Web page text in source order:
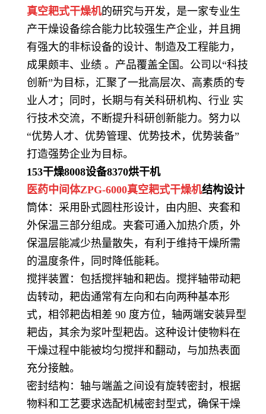
真空耙式干燥机的研究与开发，是一家专业生
产干燥设备综合能力比较强生产企业，并且拥
有强大的非标设备的设计、制造及工程能力，
成果颇丰、业绩 。产品覆盖全国。公司以“科技
创新”为目标，汇聚了一批高层次、高素质的专
业人才；同时，长期与有关科研机构、行业 实
行技术交流，不断提升科研创新能力。努力以
“优势人才、优势管理、优势技术，优势装备”
打造强势企业为目标。
153干燥8008设备8370烘干机
医药中间体ZPG-6000真空耙式干燥机结构设计
筒体：采用卧式圆柱形设计，由内胆、夹套和
外保温三部分组成。夹套可通入加热介质，外
保温层能减少热量散失，有利于维持干燥所需
的温度条件，同时降低能耗。
搅拌装置：包括搅拌轴和耙齿。搅拌轴带动耙
齿转动，耙齿通常有左向和右向两种基本形
式，相邻耙齿相差 90 度方位，轴两端安装异型
耙齿，其余为浆叶型耙齿。这种设计使物料在
干燥过程中能被均匀搅拌和翻动，与加热表面
充分接触。
密封结构：轴与端盖之间设有旋转密封，根据
物料和工艺要求选配机械密封型式，确保干燥